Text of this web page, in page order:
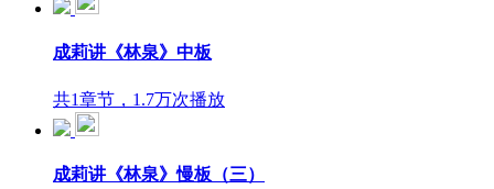
成莉讲《林泉》中板
共1章节，1.7万次播放
成莉讲《林泉》慢板（三）